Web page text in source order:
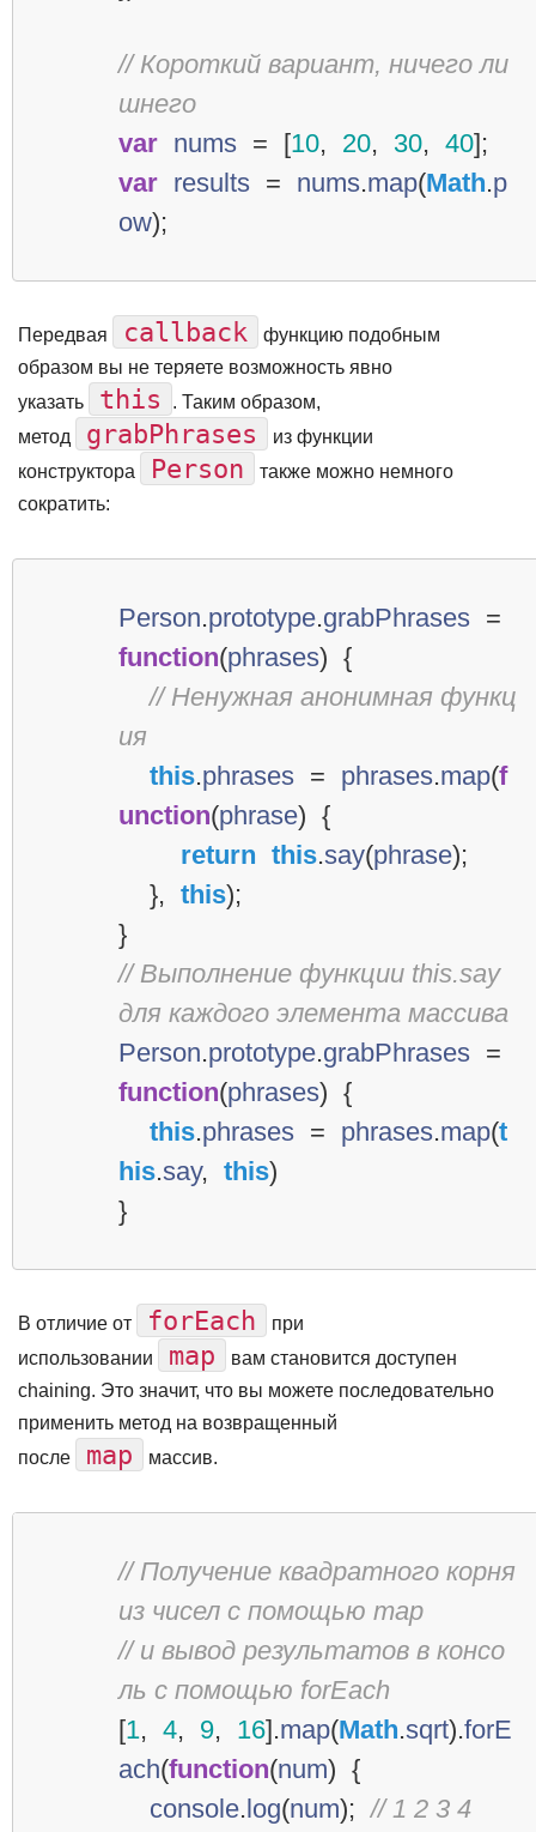
// Короткий вариант, ничего ли
шнего
var nums = [10, 20, 30, 40];
var results = nums.map(Math.p
ow);
Передвая callback
функцию подобным
образом вы не теряете возможность явно
указать
this
. Таким образом,
метод
grabPhrases
из функции
конструктора
Person
также можно немного
сократить:
Person.prototype.grabPhrases =
function(phrases) {
// Ненужная анонимная функц
ия
this.phrases = phrases.map(f
unction(phrase) {
return this.say(phrase);
}, this);
}
// Выполнение функции this.say
для каждого элемента массива
Person.prototype.grabPhrases =
function(phrases) {
this.phrases = phrases.map(t
his.say, this)
}
В отличие от forEach
при
использовании
map
вам становится доступен
chaining. Это значит, что вы можете последовательно
применить метод на возвращенный
после
map массив.
// Получение квадратного корня
из чисел с помощью map
// и вывод результатов в консо
ль с помощью forEach
[1, 4, 9, 16].map(Math.sqrt).forE
ach(function(num) {
console.log(num); // 1 2 3 4